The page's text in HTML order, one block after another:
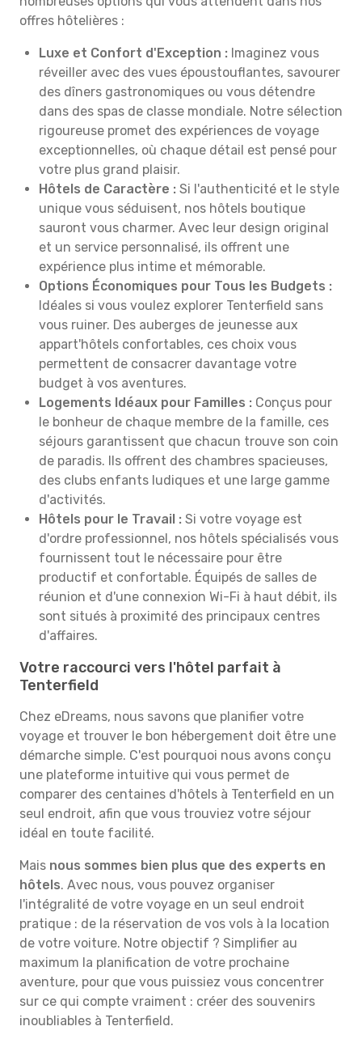
offres hôtelières :
Luxe et Confort d'Exception : Imaginez vous
réveiller avec des vues époustouflantes, savourer
des dîners gastronomiques ou vous détendre
dans des spas de classe mondiale. Notre sélection
rigoureuse promet des expériences de voyage
exceptionnelles, où chaque détail est pensé pour
votre plus grand plaisir.
Hôtels de Caractère : Si l'authenticité et le style
unique vous séduisent, nos hôtels boutique
sauront vous charmer. Avec leur design original
et un service personnalisé, ils offrent une
expérience plus intime et mémorable.
Options Économiques pour Tous les Budgets :
Idéales si vous voulez explorer Tenterfield sans
vous ruiner. Des auberges de jeunesse aux
appart'hôtels confortables, ces choix vous
permettent de consacrer davantage votre
budget à vos aventures.
Logements Idéaux pour Familles : Conçus pour
le bonheur de chaque membre de la famille, ces
séjours garantissent que chacun trouve son coin
de paradis. Ils offrent des chambres spacieuses,
des clubs enfants ludiques et une large gamme
d'activités.
Hôtels pour le Travail : Si votre voyage est
d'ordre professionnel, nos hôtels spécialisés vous
fournissent tout le nécessaire pour être
productif et confortable. Équipés de salles de
réunion et d'une connexion Wi-Fi à haut débit, ils
sont situés à proximité des principaux centres
d'affaires.
Votre raccourci vers l'hôtel parfait à
Tenterfield
Chez eDreams, nous savons que planifier votre
voyage et trouver le bon hébergement doit être une
démarche simple. C'est pourquoi nous avons conçu
une plateforme intuitive qui vous permet de
comparer des centaines d'hôtels à Tenterfield en un
seul endroit, afin que vous trouviez votre séjour
idéal en toute facilité.
Mais nous sommes bien plus que des experts en
hôtels. Avec nous, vous pouvez organiser
l'intégralité de votre voyage en un seul endroit
pratique : de la réservation de vos vols à la location
de votre voiture. Notre objectif ? Simplifier au
maximum la planification de votre prochaine
aventure, pour que vous puissiez vous concentrer
sur ce qui compte vraiment : créer des souvenirs
inoubliables à Tenterfield.